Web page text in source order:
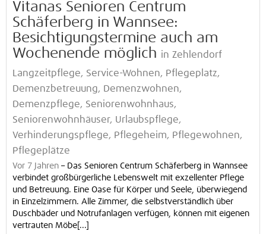
Vitanas Senioren Centrum
Schäferberg in Wannsee:
Besichtigungstermine auch am
Wochenende möglich in Zehlendorf
Langzeitpflege, Service-Wohnen, Pflegeplatz,
Demenzbetreuung, Demenzwohnen,
Demenzpflege, Seniorenwohnhaus,
Seniorenwohnhäuser, Urlaubspflege,
Verhinderungspflege, Pflegeheim, Pflegewohnen,
Pflegeplätze
Vor 7 Jahren – Das Senioren Centrum Schäferberg in Wannsee
verbindet großbürgerliche Lebenswelt mit exzellenter Pflege
und Betreuung. Eine Oase für Körper und Seele, überwiegend
in Einzelzimmern. Alle Zimmer, die selbstverständlich über
Duschbäder und Notrufanlagen verfügen, können mit eigenen
vertrauten Möbe[...]